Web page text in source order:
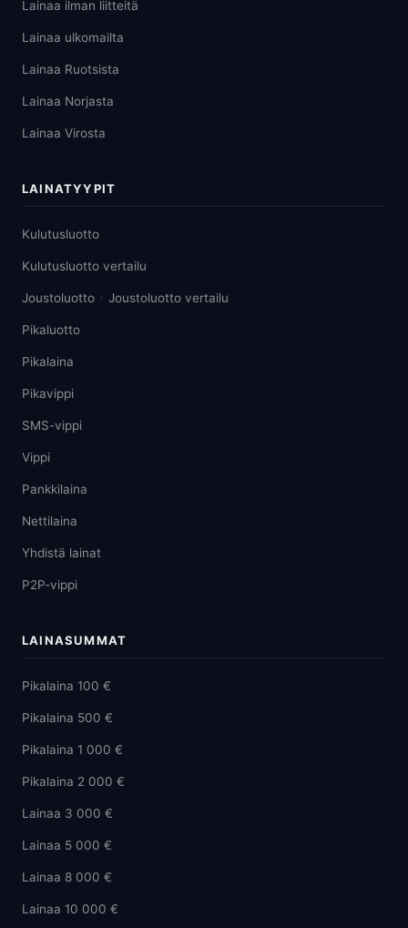
Lainaa ilman liitteitä
Lainaa ulkomailta
Lainaa Ruotsista
Lainaa Norjasta
Lainaa Virosta
LAINATYYPIT
Kulutusluotto
Kulutusluotto vertailu
Joustoluotto · Joustoluotto vertailu
Pikaluotto
Pikalaina
Pikavippi
SMS-vippi
Vippi
Pankkilaina
Nettilaina
Yhdistä lainat
P2P-vippi
LAINASUMMAT
Pikalaina 100 €
Pikalaina 500 €
Pikalaina 1 000 €
Pikalaina 2 000 €
Lainaa 3 000 €
Lainaa 5 000 €
Lainaa 8 000 €
Lainaa 10 000 €